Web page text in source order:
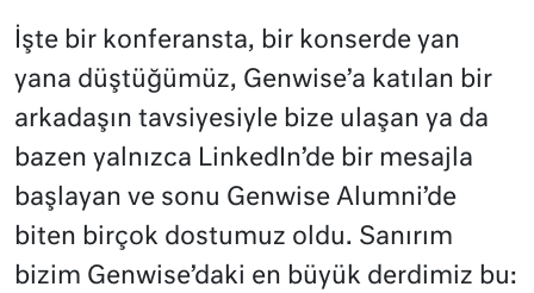
İşte bir konferansta, bir konserde yan
yana düştüğümüz, Genwise’a katılan bir
arkadaşın tavsiyesiyle bize ulaşan ya da
bazen yalnızca LinkedIn’de bir mesajla
başlayan ve sonu Genwise Alumni’de
biten birçok dostumuz oldu. Sanırım
bizim Genwise’daki en büyük derdimiz bu: